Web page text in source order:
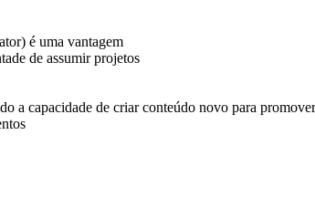
é uma vantagem
de assumir projetos
a capacidade de criar conteúdo novo para